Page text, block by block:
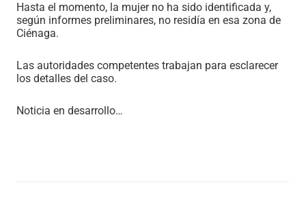
Hasta el momento, la mujer no ha sido identificada y,
según informes preliminares, no residía en esa zona de
Ciénaga.
Las autoridades competentes trabajan para esclarecer
los detalles del caso.
Noticia en desarrollo…